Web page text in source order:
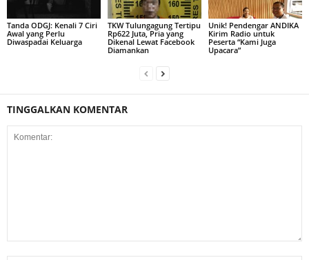
Tanda ODGJ: Kenali 7 Ciri
Awal yang Perlu
Diwaspadai Keluarga
TKW Tulungagung Tertipu
Rp622 Juta, Pria yang
Dikenal Lewat Facebook
Diamankan
Unik! Pendengar ANDIKA
Kirim Radio untuk
Peserta “Kami Juga
Upacara”
TINGGALKAN KOMENTAR